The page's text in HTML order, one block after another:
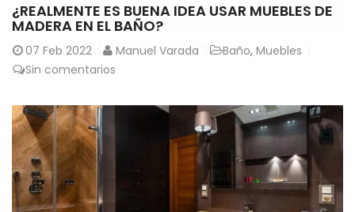
¿REALMENTE ES BUENA IDEA USAR MUEBLES DE
MADERA EN EL BAÑO?
07 Feb 2022 Manuel Varada Baño, Muebles
Sin comentarios